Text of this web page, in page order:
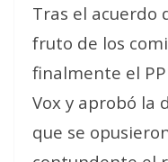
Tras el acuerdo
fruto de los
finalmente el
Vox y aprobó la
que se